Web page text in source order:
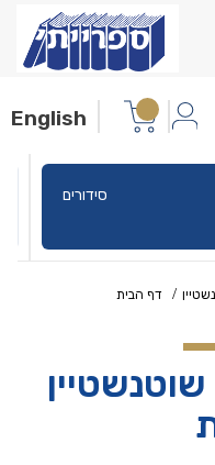
English
סידורים
דף הבית